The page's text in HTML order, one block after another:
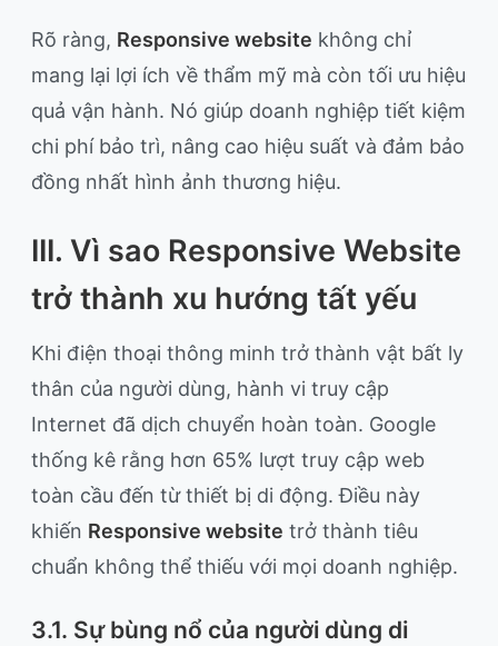
Rõ ràng, Responsive website không chỉ
mang lại lợi ích về thẩm mỹ mà còn tối ưu hiệu
quả vận hành. Nó giúp doanh nghiệp tiết kiệm
chi phí bảo trì, nâng cao hiệu suất và đảm bảo
đồng nhất hình ảnh thương hiệu.
III. Vì sao Responsive Website
trở thành xu hướng tất yếu
Khi điện thoại thông minh trở thành vật bất ly
thân của người dùng, hành vi truy cập
Internet đã dịch chuyển hoàn toàn. Google
thống kê rằng hơn 65% lượt truy cập web
toàn cầu đến từ thiết bị di động. Điều này
khiến Responsive website trở thành tiêu
chuẩn không thể thiếu với mọi doanh nghiệp.
3.1. Sự bùng nổ của người dùng di